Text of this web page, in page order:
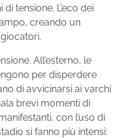
tensione. L’eco dei
creando un
All’esterno, le
per disperdere
di avvicinarsi ai varchi
brevi momenti di
con l’uso di
si fanno più intensi: